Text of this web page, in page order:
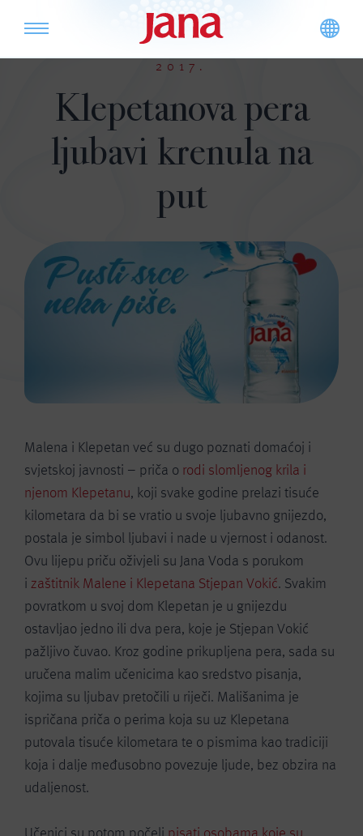
2017.
Klepetanova pera
ljubavi krenula na
put
Malena i Klepetan već su dugo poznati domaćoj i
svjetskoj javnosti – priča o rodi slomljenog krila i
njenom Klepetanu, koji svake godine prelazi tisuće
kilometara da bi se vratio u svoje ljubavno gnijezdo,
postala je simbol ljubavi i nade u vjernost i odanost.
Ovu lijepu priču oživjeli su Jana Voda s porukom
i zaštitnik Malene i Klepetana Stjepan Vokić. Svakim
povratkom u svoj dom Klepetan je u gnijezdu
ostavljao jedno ili dva pera, koje je Stjepan Vokić
pažljivo čuvao. Kroz godine prikupljena pera, sada su
uručena malim učenicima kao sredstvo pisanja,
kojima su ljubav pretočili u riječi. Mališanima je
ispričana priča o perima koja su uz Klepetana
putovala tisuće kilometara te o pismima kao tradiciji
koja i dalje međusobno povezuje ljude, bez obzira na
udaljenost.